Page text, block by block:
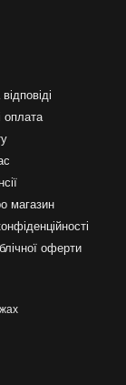
оплата
магазин
оферти